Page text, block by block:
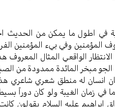
في اطول ما يمكن من الحديث
المؤمنين وفي بيء المؤمنين
الواقعي المثال المعروف
مبخر المائدة ممدودة من
انسان له منطق شعري شاعري
في زمان الغيبة ولو كان دوراً
ابراهيم عليه السلام يقولون